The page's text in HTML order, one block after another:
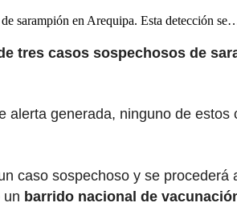
sarampión en Arequipa. Esta detección
tres casos sospechosos de
alerta generada, ninguno de
caso sospechoso y se
un barrido nacional de